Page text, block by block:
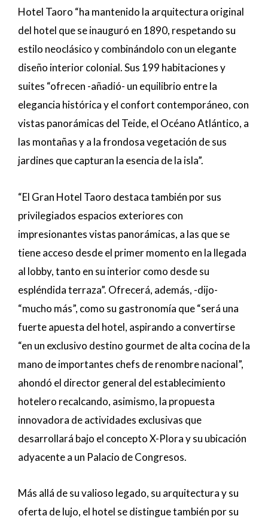
Hotel Taoro “ha mantenido la arquitectura original
del hotel que se inauguró en 1890, respetando su
estilo neoclásico y combinándolo con un elegante
diseño interior colonial. Sus 199 habitaciones y
suites “ofrecen -añadió- un equilibrio entre la
elegancia histórica y el confort contemporáneo, con
vistas panorámicas del Teide, el Océano Atlántico, a
las montañas y a la frondosa vegetación de sus
jardines que capturan la esencia de la isla”.
“El Gran Hotel Taoro destaca también por sus
privilegiados espacios exteriores con
impresionantes vistas panorámicas, a las que se
tiene acceso desde el primer momento en la llegada
al lobby, tanto en su interior como desde su
espléndida terraza”. Ofrecerá, además, -dijo-
“mucho más”, como su gastronomía que “será una
fuerte apuesta del hotel, aspirando a convertirse
“en un exclusivo destino gourmet de alta cocina de la
mano de importantes chefs de renombre nacional”,
ahondó el director general del establecimiento
hotelero recalcando, asimismo, la propuesta
innovadora de actividades exclusivas que
desarrollará bajo el concepto X-Plora y su ubicación
adyacente a un Palacio de Congresos.
Más allá de su valioso legado, su arquitectura y su
oferta de lujo, el hotel se distingue también por su